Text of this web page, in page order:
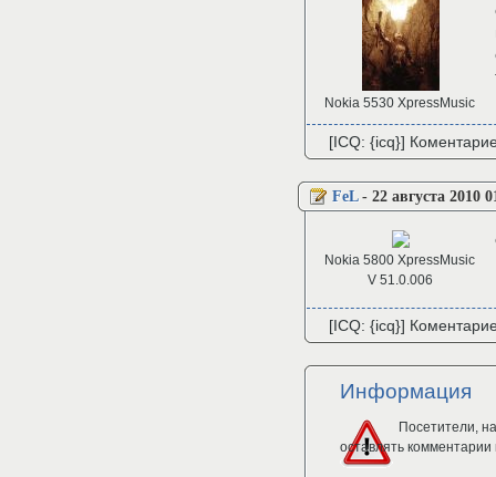
Nokia 5530 XpressMusic
[ICQ: {icq}]
FeL- 22 августа 2010
Nokia 5800 XpressMusic
V 51.0.006
[ICQ: {icq}]
Информация
Посетители,
оставлять комментарии